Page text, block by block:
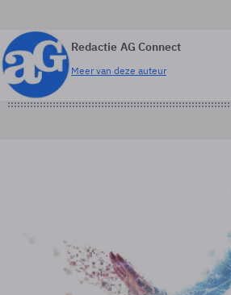
Redactie AG Connect
Meer van deze auteur